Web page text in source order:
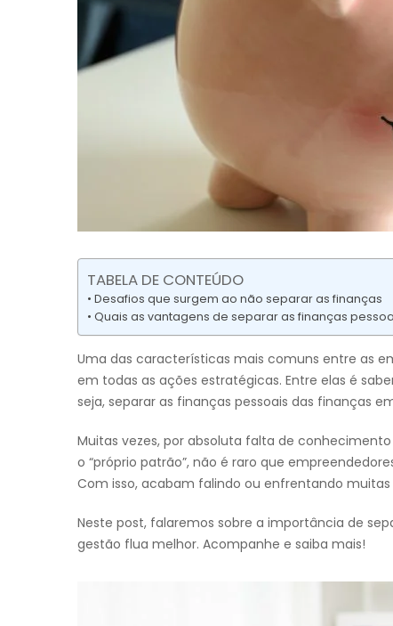
TABELA DE CONTEÚDO
Desafios que surgem ao não separar as finanças
Quais as vantagens de separar as finanças
Uma das características mais comuns entre as
em todas as ações estratégicas. Entre elas é
seja, separar as finanças pessoais das finanças
Muitas vezes, por absoluta falta de
o “próprio patrão”, não é raro que
Com isso, acabam falindo ou enfrentando
Neste post, falaremos sobre a importância de
gestão flua melhor. Acompanhe e saiba mais!